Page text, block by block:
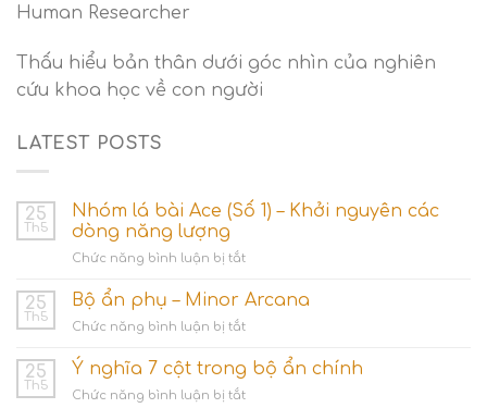
Human Researcher
Thấu hiểu bản thân dưới góc nhìn của nghiên
cứu khoa học về con người
LATEST POSTS
25
Th5
Nhóm lá bài Ace (Số 1) – Khởi nguyên các
dòng năng lượng
Chức năng bình luận bị tắtở
lá
Ace
1)
25
Th5
Bộ ẩn phụ – Minor Arcana
Chức năng bình luận bị tắtở
ẩn
phụ
–
25
Th5
Ý nghĩa 7 cột trong bộ ẩn chính
Chức năng bình luận bị tắtở